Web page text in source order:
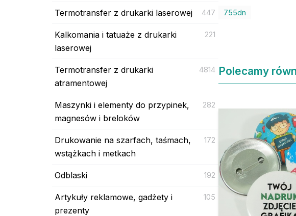
Termotransfer z drukarki laserowej 447
Kalkomania i tatuaże z drukarki
laserowej
221
Termotransfer z drukarki
atramentowej
4814
Maszynki i elementy do przypinek,
magnesów i breloków
282
Drukowanie na szarfach, taśmach,
wstążkach i metkach
172
Odblaski 192
Artykuły reklamowe, gadżety i
prezenty
105
755dn
Polecamy